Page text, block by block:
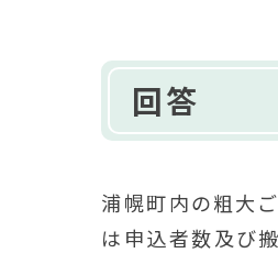
回答
浦幌町内の粗大
は申込者数及び